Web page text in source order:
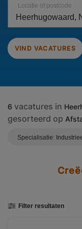
Locatie of postcode
VIND VACATURES
6 vacatures in
gesorteerd op
Specialisatie:
Filter resultaten